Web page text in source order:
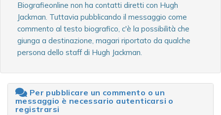
Biografieonline non ha contatti diretti con Hugh
Jackman. Tuttavia pubblicando il messaggio come
commento al testo biografico, c'è la possibilità che
giunga a destinazione, magari riportato da qualche
persona dello staff di Hugh Jackman.
Per pubblicare un commento o un
messaggio è necessario autenticarsi o
registrarsi